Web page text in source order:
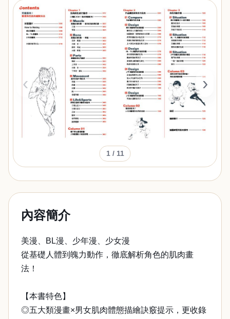
‹ ›
1/ 11
內容簡介
美漫、BL漫、少年漫、少女漫
從基礎人體到魄力動作，徹底解析角色的肌肉畫
法！
【本書特色】
◎五大類漫畫×男女肌肉體態描繪訣竅提示，更收錄